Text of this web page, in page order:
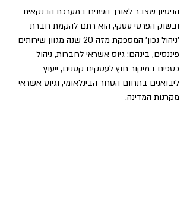
הניסיון שצבר לאורך השנים במערכת הבנקאית
ובשוק הפרטי עסקי, הוא רתם להקמת חברת
׳ניהול נכון׳ המספקת מזה 20 שנה מגוון שירותים
פיננסים, בינהם: גיוס אשראי לחברות, ניהול
כספים במיקור חוץ לעסקים קטנים, ייעוץ
ליבואנים בתחום הסחר הבינלאומי, וגיוס אשראי
מקרנות המדינה.